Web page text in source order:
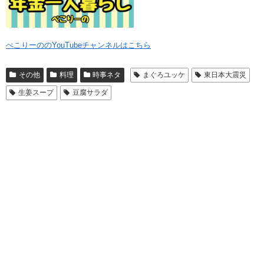
ぺこりーののYouTubeチャンネルはこちら
その他 料理 時事ネタ まぐろユッケ 東日本大震災
生姜スープ 豆腐サラダ